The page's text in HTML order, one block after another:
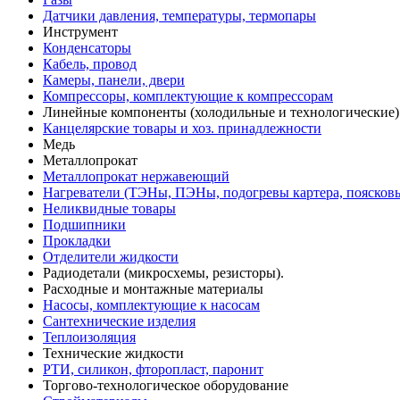
Датчики давления, температуры, термопары
Инструмент
Конденсаторы
Кабель, провод
Камеры, панели, двери
Компрессоры, комплектующие к компрессорам
Линейные компоненты (холодильные и технологические)
Канцелярские товары и хоз. принадлежности
Медь
Металлопрокат
Металлопрокат нержавеющий
Нагреватели (ТЭНы, ПЭНы, подогревы картера,
Неликвидные товары
Подшипники
Прокладки
Отделители жидкости
Радиодетали (микросхемы, резисторы).
Расходные и монтажные материалы
Насосы, комплектующие к насосам
Сантехнические изделия
Теплоизоляция
Технические жидкости
РТИ, силикон, фторопласт, паронит
Торгово-технологическое оборудование